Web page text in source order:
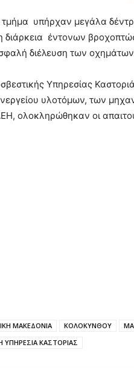
τμήμα υπήρχαν μεγάλα
έντονων
διέλευση των
Υπηρεσίας
υλοτόμων, των
ολοκληρώθηκαν οι
ΜΑΚΕΔΟΝΙΑ ΚΟΛΟΚΥΝΘΟΥ
ΥΠΗΡΕΣΙΑ ΚΑΣΤΟΡΙΑΣ